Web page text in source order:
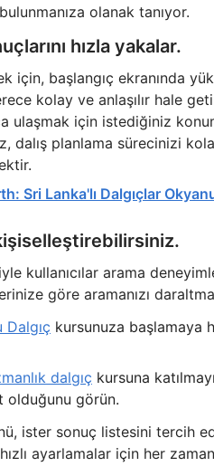
olanak tanıyor.
hızla yakalar.
için, başlangıç ekranında
kolay ve anlaşılır hale
ulaşmak için istediğiniz
dalış planlama sürecinizi
Sri Lanka'lı Dalgıçlar
kullanıcılar arama
göre aramanızı
Dalgıç kursunuza başlamaya
dalgıç kursuna
olduğunu görün.
ister sonuç listesini tercih
ayarlamalar için her